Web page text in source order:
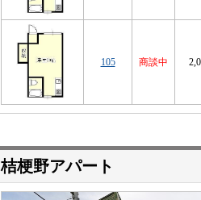
105 商談中
桔梗野アパート